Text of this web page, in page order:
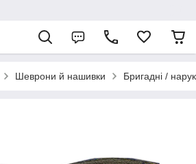
Шеврони й нашивки Бригадні /